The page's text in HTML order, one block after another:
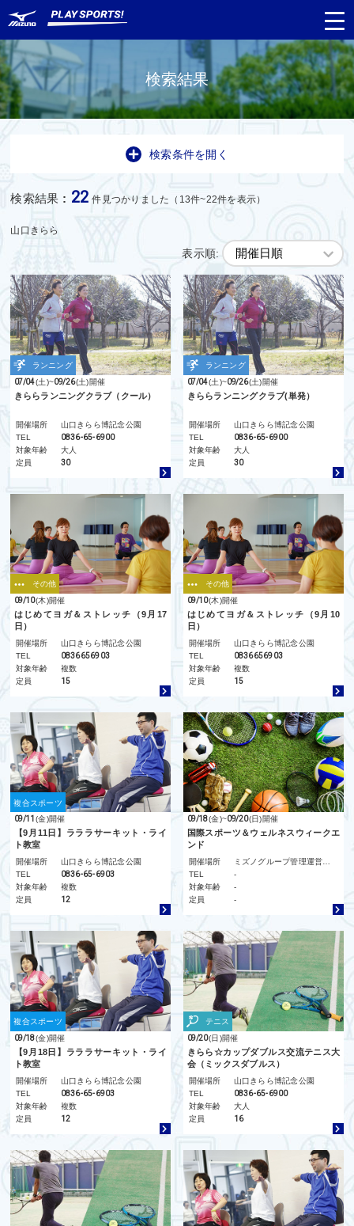
都道府県から探す
検索結果
検索条件を開く
検索結果 : 22 件見つかりました（13件~22件を表示）
山口きらら
表示順:
ランニング
07/04(土)~09/26(土)開催
きららランニングクラブ（クール）
開催場所
山口きらら博記念公園
TEL
0836-65-6900
対象年齢
大人
定員
30
ランニング
07/04(土)~09/26(土)開催
きららランニングクラブ(単発）
開催場所
山口きらら博記念公園
TEL
0836-65-6900
対象年齢
大人
定員
30
その他
09/10(木)開催
はじめてヨガ＆ストレッチ（9月17
日）
開催場所
山口きらら博記念公園
TEL
0836656903
対象年齢
複数
定員
15
その他
09/10(木)開催
はじめてヨガ＆ストレッチ（9月10
日）
開催場所
山口きらら博記念公園
TEL
0836656903
対象年齢
複数
定員
15
複合スポーツ
09/11(金)開催
【9月11日】ラララサーキット・ライ
ト教室
開催場所
山口きらら博記念公園
TEL
0836-65-6903
対象年齢
複数
定員
12
09/18(金)~09/20(日)開催
国際スポーツ＆ウェルネスウィークエ
ンド
開催場所
ミズノグループ管理運営施設
TEL
-
対象年齢
-
定員
-
複合スポーツ
09/18(金)開催
【9月18日】ラララサーキット・ライ
ト教室
開催場所
山口きらら博記念公園
TEL
0836-65-6903
対象年齢
複数
定員
12
テニス
09/20(日)開催
きらら☆カップダブルス交流テニス大
会（ミックスダブルス）
開催場所
山口きらら博記念公園
TEL
0836-65-6900
対象年齢
大人
定員
16